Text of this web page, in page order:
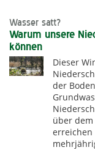
Wasser satt?
Warum unsere
können
Dieser
der
über
erreichen